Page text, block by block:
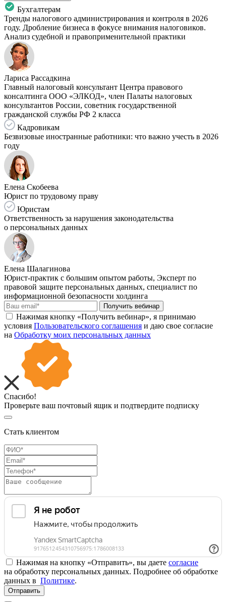
Бухгалтерам
Тренды налогового администрирования и контроля в 2026
году. Дробление бизнеса в фокусе внимания налоговиков.
Анализ судебной и правоприменительной практики
Лариса Рассадкина
Главный налоговый консультант Центра правового
консалтинга ООО «ЭЛКОД», член Палаты налоговых
консультантов России, советник государственной
гражданской службы РФ 2 класса
Кадровикам
Безвизовые иностранные работники: что важно учесть в 2026
году
Елена Скобеева
Юрист по трудовому праву
Юристам
Ответственность за нарушения законодательства
о персональных данных
Елена Шалагинова
Юрист-практик с большим опытом работы, Эксперт по
правовой защите персональных данных, специалист по
информационной безопасности холдинга
Получить вебинар
Нажимая кнопку «Получить вебинар», я принимаю
условия Пользовательского соглашения и даю свое согласие
на Обработку моих персональных данных
Спасибо!
Проверьте ваш почтовый ящик и подтвердите подписку
Стать клиентом
Нажимая на кнопку «Отправить», вы даете согласие
на обработку персональных данных. Подробнее об обработке
данных в Политике.
Отправить